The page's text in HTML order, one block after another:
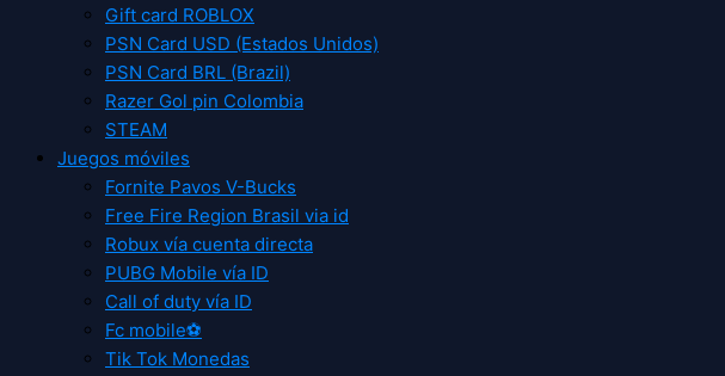
Gift card ROBLOX
PSN Card USD (Estados Unidos)
PSN Card BRL (Brazil)
Razer Gol pin Colombia
STEAM
Juegos móviles
Fornite Pavos V-Bucks
Free Fire Region Brasil via id
Robux vía cuenta directa
PUBG Mobile vía ID
Call of duty vía ID
Fc mobile⚽
Tik Tok Monedas